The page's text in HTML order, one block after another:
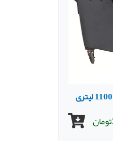
تومان